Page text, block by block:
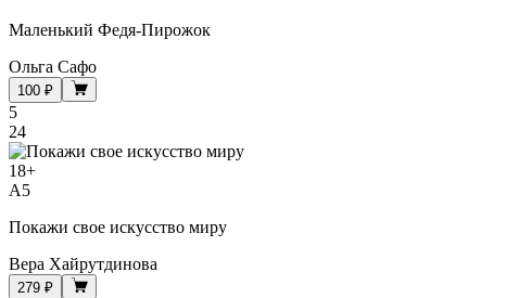
Маленький Федя-Пирожок
Ольга Сафо
100 ₽
5
24
18+
A5
Покажи свое искусство миру
Вера Хайрутдинова
279 ₽